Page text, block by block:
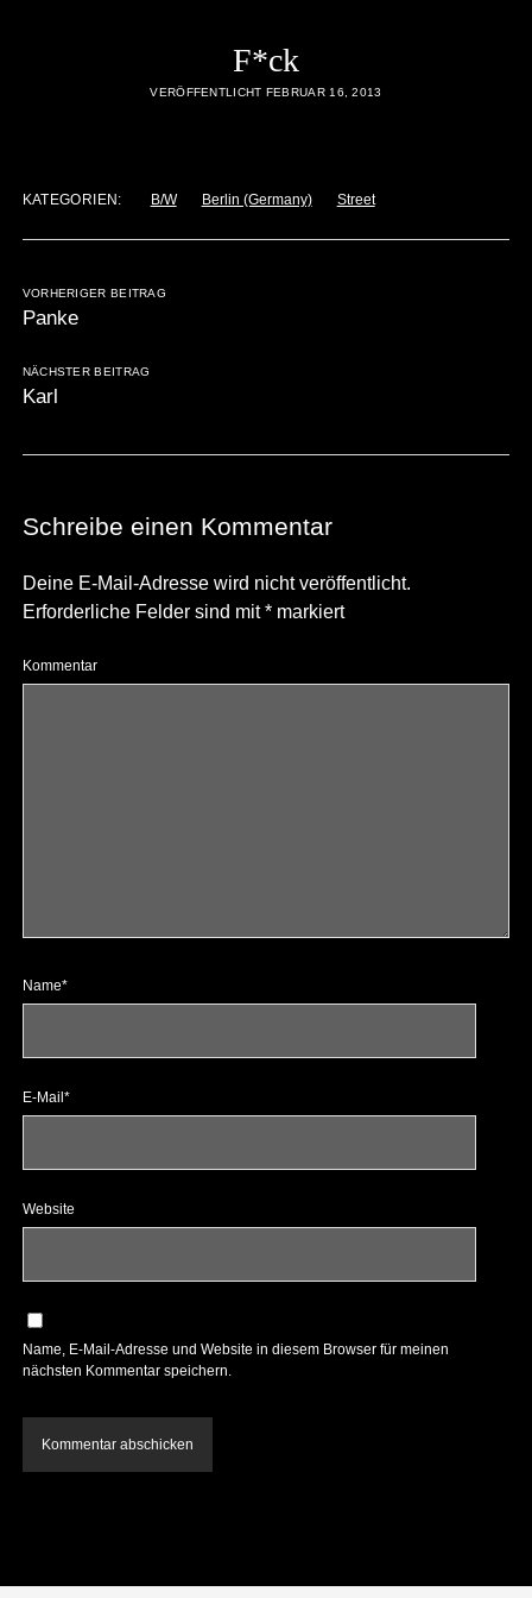
F*ck
VERÖFFENTLICHT FEBRUAR 16, 2013
KATEGORIEN: B/W Berlin (Germany) Street
VORHERIGER BEITRAG
Panke
NÄCHSTER BEITRAG
Karl
Schreibe einen Kommentar
Deine E-Mail-Adresse wird nicht veröffentlicht.
Erforderliche Felder sind mit*markiert
Kommentar
Name*
E-Mail*
Website
Name, E-Mail-Adresse und Website in diesem Browser für meinen
nächsten Kommentar speichern.